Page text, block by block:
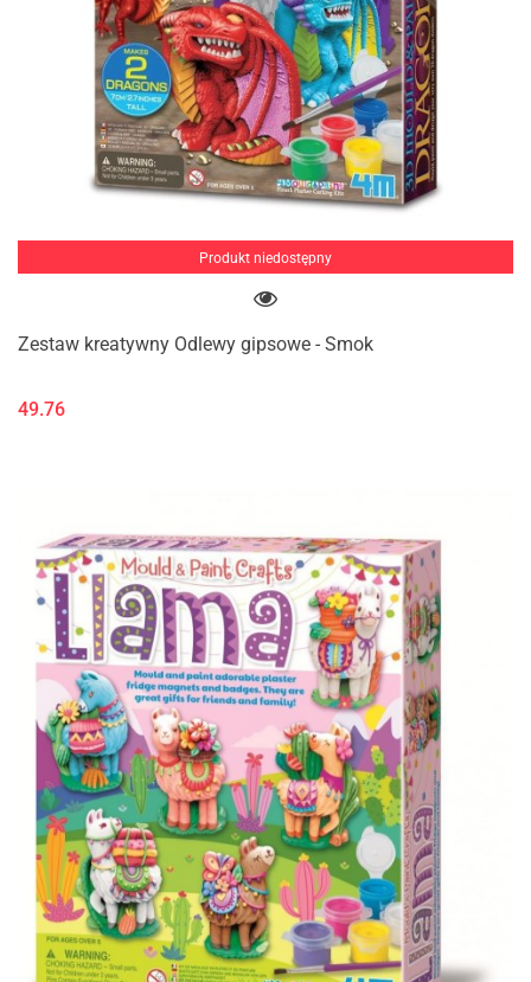
Produkt niedostępny
Zestaw kreatywny Odlewy gipsowe - Smok
49.76